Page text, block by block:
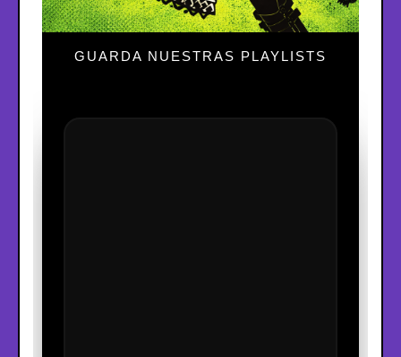
GUARDA NUESTRAS PLAYLISTS